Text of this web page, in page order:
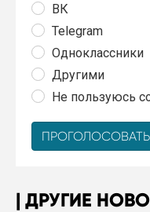
ВК
Telegram
Одноклассники
Другими
Не пользуюсь
ДРУГИЕ